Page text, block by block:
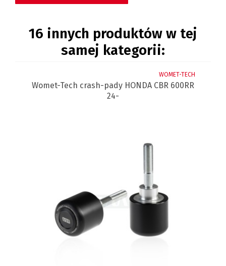
16 innych produktów w tej
samej kategorii:
WOMET-TECH
Womet-Tech crash-pady HONDA CBR 600RR
24-